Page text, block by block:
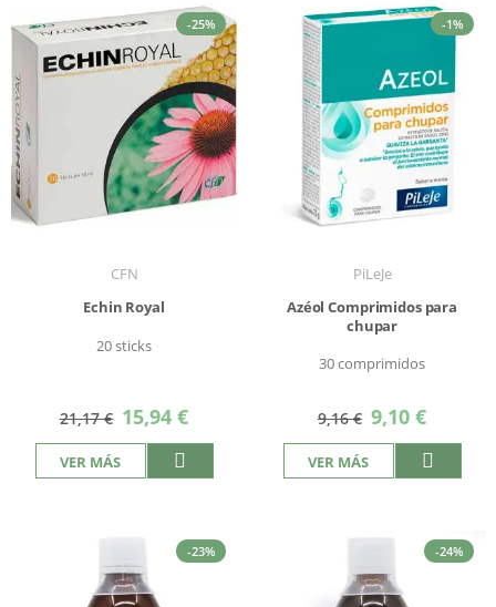
-25%
CFN
Echin Royal
20 sticks
21,17 € Precio
especial
15,94 €
VER MÁS
-1%
PiLeJe
Azéol Comprimidos para
chupar
30 comprimidos
9,16 € Precio
especial
9,10 €
VER MÁS
-23% -24%